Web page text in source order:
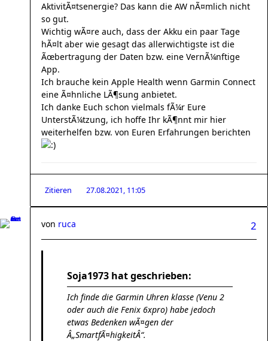
AktivitÃ¤tsenergie? Das kann die AW nÃ¤mlich nicht
so gut.
Wichtig wÃ¤re auch, dass der Akku ein paar Tage
hÃ¤lt aber wie gesagt das allerwichtigste ist die
Ãœbertragung der Daten bzw. eine VernÃ¼nftige
App.
Ich brauche kein Apple Health wenn Garmin Connect
eine Ã¤hnliche LÃ¶sung anbietet.
Ich danke Euch schon vielmals fÃ¼r Eure
UnterstÃ¼tzung, ich hoffe Ihr kÃ¶nnt mir hier
weiterhelfen bzw. von Euren Erfahrungen berichten
Zitieren 27.08.2021, 11:05
2
von ruca
Soja1973 hat geschrieben:
Ich finde die Garmin Uhren klasse (Venu 2
oder auch die Fenix 6xpro) habe jedoch
etwas Bedenken wÃ¤gen der
Â„SmartfÃ¤higkeitÂ“.